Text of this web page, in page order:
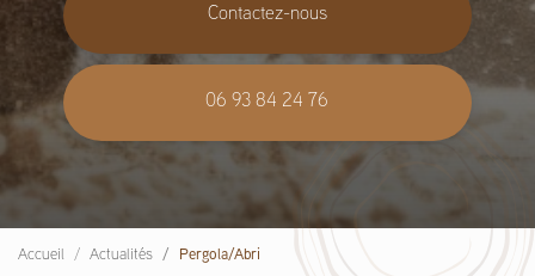
Contactez-nous
06 93 84 24 76
Accueil Actualités Pergola/Abri